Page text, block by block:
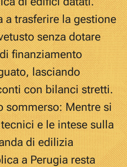
a trasferire la gestione
senza dotare
finanziamento
lasciando
con bilanci stretti.
sommerso: Mentre si
e le intese sulla
di edilizia
a Perugia resta